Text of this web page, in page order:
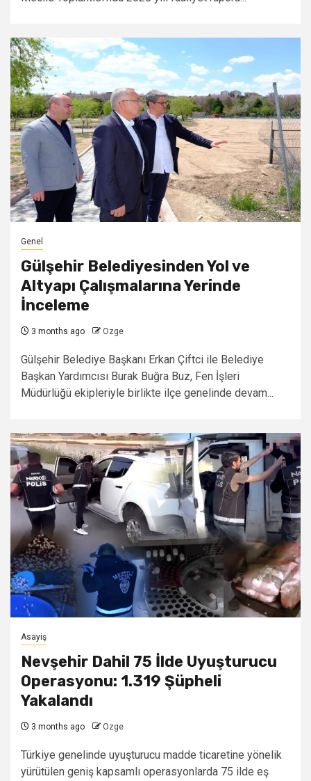
Genel
Gülşehir Belediyesinden Yol ve
Altyapı Çalışmalarına Yerinde
İnceleme
3 months ago Ozge
Gülşehir Belediye Başkanı Erkan Çiftci ile Belediye
Başkan Yardımcısı Burak Buğra Buz, Fen İşleri
Müdürlüğü ekipleriyle birlikte ilçe genelinde devam...
Asayiş
Nevşehir Dahil 75 İlde Uyuşturucu
Operasyonu: 1.319 Şüpheli
Yakalandı
3 months ago Ozge
Türkiye genelinde uyuşturucu madde ticaretine yönelik
yürütülen geniş kapsamlı operasyonlarda 75 ilde eş